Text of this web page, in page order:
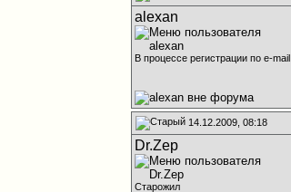
alexan
В процессе регистрации по e-mail
14.12.2009, 08:18
Dr.Zep
Старожил